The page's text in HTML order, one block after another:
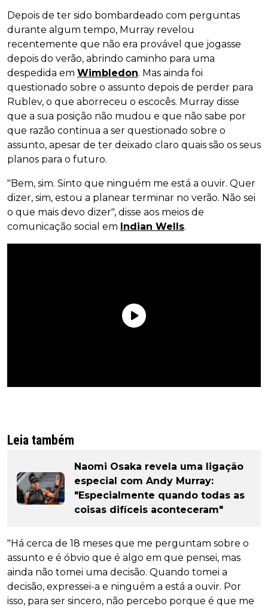
Depois de ter sido bombardeado com perguntas
durante algum tempo, Murray revelou
recentemente que não era provável que jogasse
depois do verão, abrindo caminho para uma
despedida em Wimbledon. Mas ainda foi
questionado sobre o assunto depois de perder para
Rublev, o que aborreceu o escocês. Murray disse
que a sua posição não mudou e que não sabe por
que razão continua a ser questionado sobre o
assunto, apesar de ter deixado claro quais são os seus
planos para o futuro.
"Bem, sim. Sinto que ninguém me está a ouvir. Quer
dizer, sim, estou a planear terminar no verão. Não sei
o que mais devo dizer", disse aos meios de
comunicação social em Indian Wells.
Leia também
Naomi Osaka revela uma ligação
especial com Andy Murray:
"Especialmente quando todas as
coisas difíceis aconteceram"
"Há cerca de 18 meses que me perguntam sobre o
assunto e é óbvio que é algo em que pensei, mas
ainda não tomei uma decisão. Quando tomei a
decisão, expressei-a e ninguém a está a ouvir. Por
isso, para ser sincero, não percebo porque é que me